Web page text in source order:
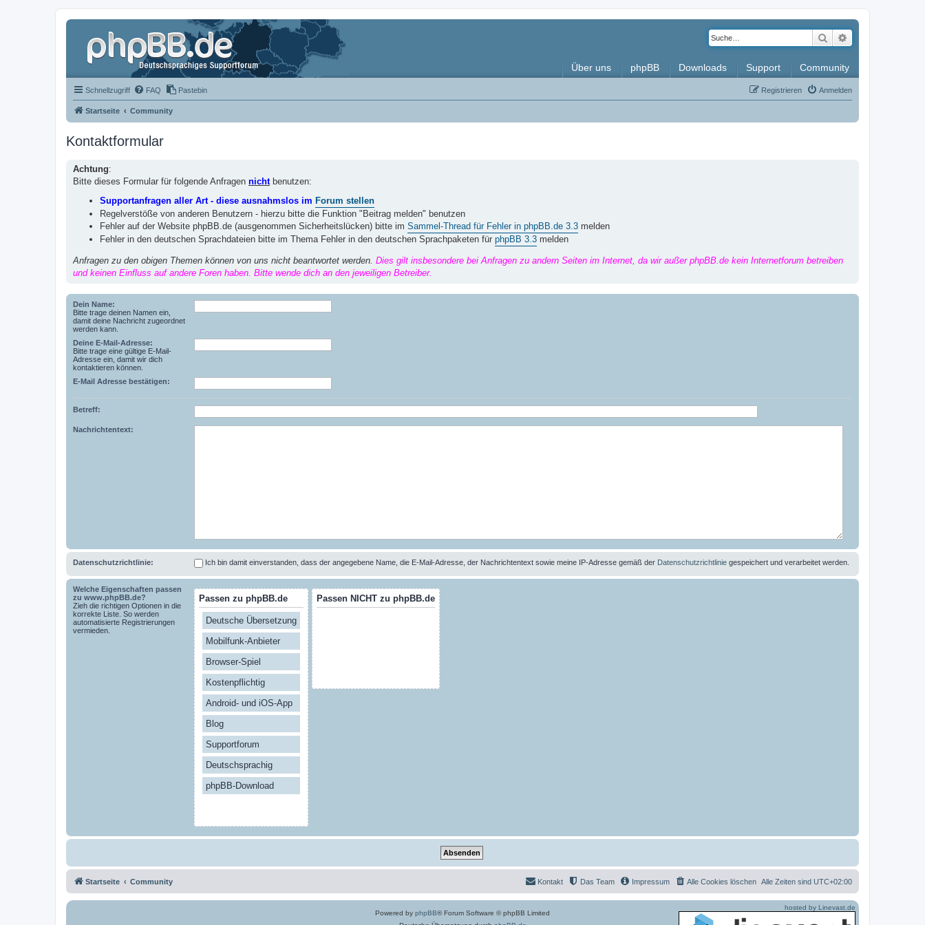
Suche
Über uns phpBB Downloads Support Community
Schnellzugriff FAQ Pastebin Anmelden
Registrieren
Startseite Community
Kontaktformular
Achtung:
Bitte dieses Formular für folgende Anfragen nichtbenutzen:
Supportanfragen aller Art - diese ausnahmslos im Forum stellen
Regelverstöße von anderen Benutzern - hierzu bitte die Funktion "Beitrag melden" benutzen
Fehler auf der Website phpBB.de (ausgenommen Sicherheitslücken) bitte im Sammel-Thread für Fehler in phpBB.de 3.3 melden
Fehler in den deutschen Sprachdateien bitte im Thema Fehler in den deutschen Sprachpaketen für phpBB 3.3 melden
Anfragen zu den obigen Themen können von uns nicht beantwortet werden. Dies gilt insbesondere bei Anfragen zu andern Seiten im Internet, da wir außer phpBB.de kein Internetforum betreiben
und keinen Einfluss auf andere Foren haben. Bitte wende dich an den jeweiligen Betreiber.
Dein Name:
Bitte trage deinen Namen ein,
damit deine Nachricht zugeordnet
werden kann.
Deine E-Mail-Adresse:
Bitte trage eine gültige E-Mail-
Adresse ein, damit wir dich
kontaktieren können.
E-Mail Adresse bestätigen:
Betreff:
Nachrichtentext:
Datenschutzrichtlinie: Ich bin damit einverstanden, dass der angegebene Name, die E-Mail-Adresse, der Nachrichtentext sowie meine IP-Adresse gemäß der Datenschutzrichtlinie gespeichert und verarbeitet werden.
Welche Eigenschaften passen
zu www.phpBB.de?
Zieh die richtigen Optionen in die
korrekte Liste. So werden
automatisierte Registrierungen
vermieden.
Passen zu phpBB.de
Deutsche Übersetzung
Mobilfunk-Anbieter
Browser-Spiel
Kostenpflichtig
Android- und iOS-App
Blog
Supportforum
Deutschsprachig
phpBB-Download
Passen NICHT zu phpBB.de
Startseite Community Alle Zeiten sind UTC+02:00
Alle Cookies löschen
Impressum
Das Team
Kontakt
Powered by phpBB® Forum Software © phpBB Limited
hosted by Linevast.de